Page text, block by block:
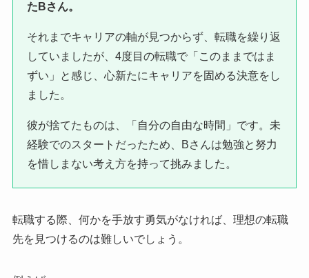
たBさん。
それまでキャリアの軸が見つからず、転職を繰り返
していましたが、4度目の転職で「このままではま
ずい」と感じ、心新たにキャリアを固める決意をし
ました。
彼が捨てたものは、「自分の自由な時間」です。未
経験でのスタートだったため、Bさんは勉強と努力
を惜しまない考え方を持って挑みました。
転職する際、何かを手放す勇気がなければ、理想の転職
先を見つけるのは難しいでしょう。